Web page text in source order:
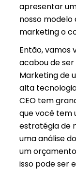
apresentar
nosso
marketing o
Então, vamos
acabou de
Marketing de
alta
CEO tem
que você tem
estratégia de
uma análise
um
isso pode ser